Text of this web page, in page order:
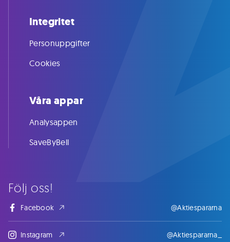
Följ oss!
Facebook @Aktiespararna
Instagram @Aktiespararna_
Integritet
Personuppgifter
Cookies
Våra appar
Analysappen
SaveByBell